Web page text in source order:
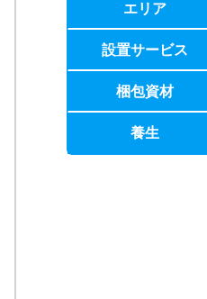
エリア
設置サービス
梱包資材
養生